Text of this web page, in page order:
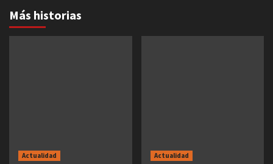
Más historias
Actualidad Actualidad